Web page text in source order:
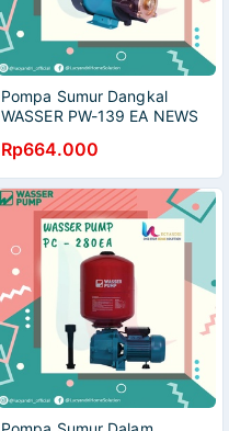
Pompa Sumur Dangkal
WASSER PW-139 EA NEWS
Rp664.000